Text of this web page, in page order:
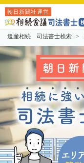
朝日新聞社運営
遺産相続 司法書士検索